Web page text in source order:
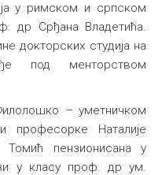
у римском и српском
др Срђана Владетића.
докторских студија на
под менторством
– уметничком
професорке Наталије
пензионисана у
у класу проф. др ум.